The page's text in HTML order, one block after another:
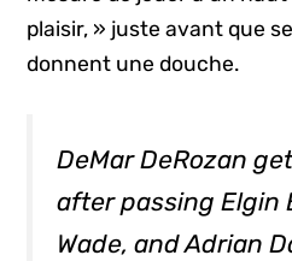
plaisir, » juste avant que
donnent une douche.
DeMar DeRozan
after passing Elgin
Wade, and Adrian